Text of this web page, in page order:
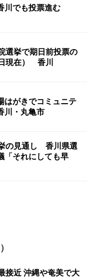
でも投票進む
選挙で期日前投票の
現在） 香川
はがきでコミュニテ
川・丸亀市
の見通し 香川県選
「それにしても早
接近 沖縄や奄美で大